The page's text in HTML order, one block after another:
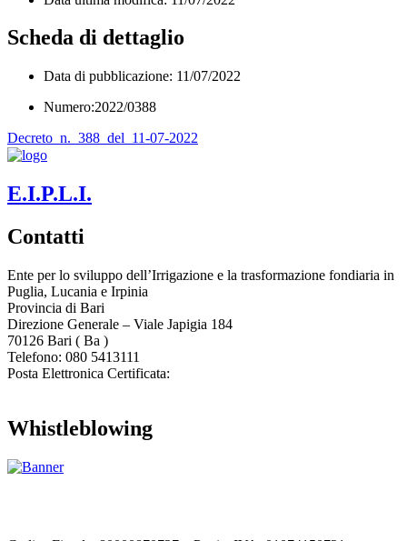
Scheda di dettaglio
Data di pubblicazione: 11/07/2022
Numero:2022/0388
Decreto_n._388_del_11-07-2022
E.I.P.L.I.
Contatti
Ente per lo sviluppo dell’Irrigazione e la trasformazione fondiaria in
Puglia, Lucania e Irpinia
Provincia di Bari
Direzione Generale – Viale Japigia 184
70126 Bari ( Ba )
Telefono: 080 5413111
Posta Elettronica Certificata:
Whistleblowing